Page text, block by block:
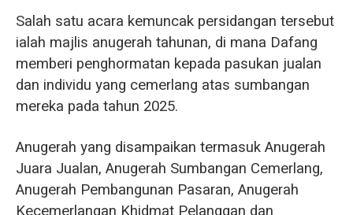
Salah satu acara kemuncak persidangan tersebut
ialah majlis anugerah tahunan, di mana Dafang
memberi penghormatan kepada pasukan jualan
dan individu yang cemerlang atas sumbangan
mereka pada tahun 2025.
Anugerah yang disampaikan termasuk Anugerah
Juara Jualan, Anugerah Sumbangan Cemerlang,
Anugerah Pembangunan Pasaran, Anugerah